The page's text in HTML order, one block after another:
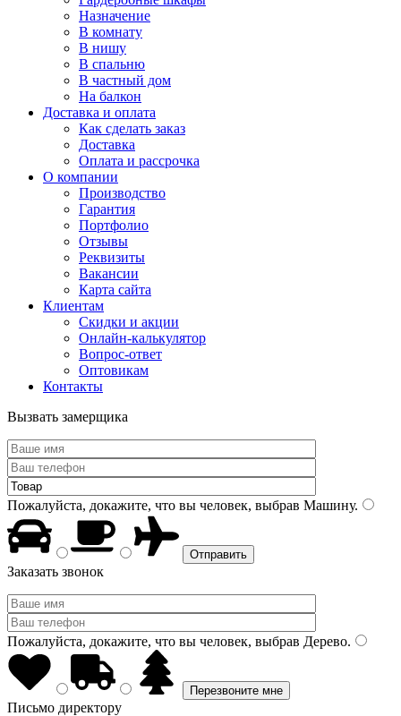
Назначение
В комнату
В нишу
В спальню
В частный дом
На балкон
Доставка и оплата
Как сделать заказ
Доставка
Оплата и рассрочка
О компании
Производство
Гарантия
Портфолио
Отзывы
Реквизиты
Вакансии
Карта сайта
Клиентам
Скидки и акции
Онлайн-калькулятор
Вопрос-ответ
Оптовикам
Контакты
Вызвать замерщика
Пожалуйста, докажите, что вы человек, выбрав Машину.
Заказать звонок
Пожалуйста, докажите, что вы человек, выбрав Дерево.
Письмо директору